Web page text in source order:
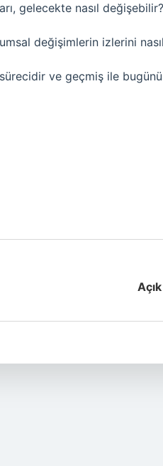
gelecekte nasıl değişebilir?
değişimlerin izlerini
ve geçmiş ile